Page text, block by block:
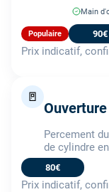
Main
Populaire 90€
Prix indicatif,
🚪
Percement
de cylindre
80€
Prix indicatif,